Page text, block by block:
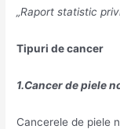
„Raport statistic
Tipuri de cancer
1.Cancer de piele
Cancerele de piele